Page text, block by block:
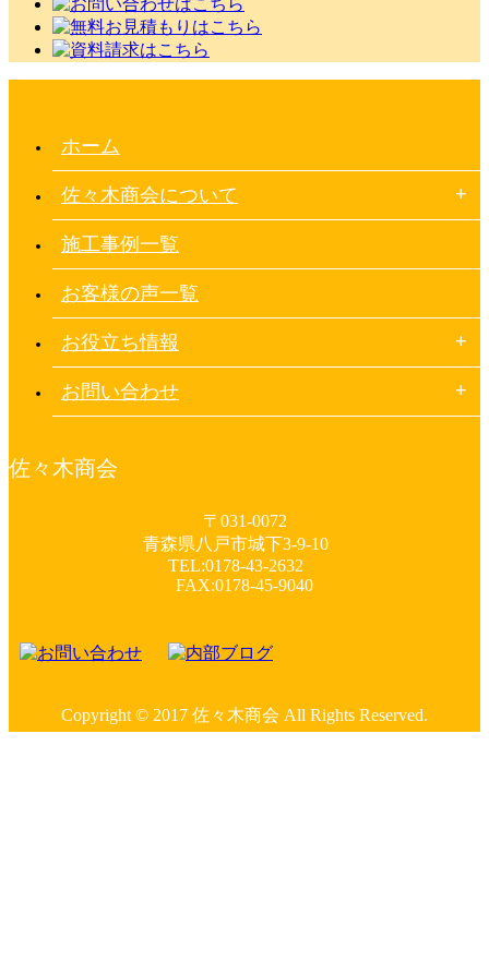
ホーム
佐々木商会について
施工事例一覧
お客様の声一覧
お役立ち情報
お問い合わせ
佐々木商会
〒031-0072
青森県八戸市城下3-9-10
TEL:0178-43-2632
FAX:0178-45-9040
Copyright © 2017 佐々木商会 All Rights Reserved.